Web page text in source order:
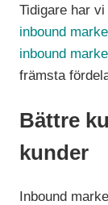
Tidigare har
inbound
inbound
främsta
Bättre
kunder
Inbound